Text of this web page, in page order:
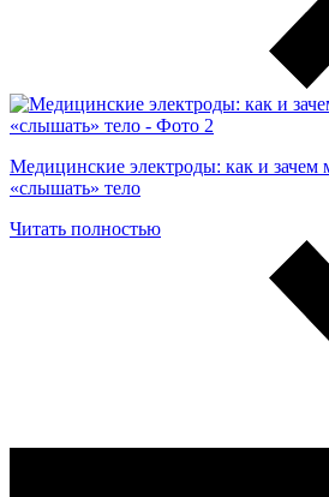
Медицинские электроды: как и зачем
«слышать» тело
Читать полностью